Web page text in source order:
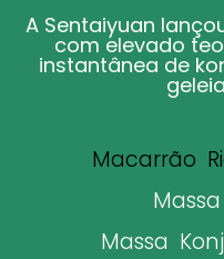
A Sentaiyuan
com elevado
instantânea de
Macarrão
Massa